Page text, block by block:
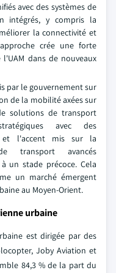
avec des systèmes de
intégrés, y compris la
la connectivité et
crée une forte
dans de nouveaux
par le gouvernement sur
de la mobilité axées sur
solutions de transport
avec des
et l'accent mis sur la
transport avancés
un stade précoce. Cela
un marché émergent
au Moyen-Orient.
urbaine
est dirigée par des
Joby Aviation et
84,3 % de la part du